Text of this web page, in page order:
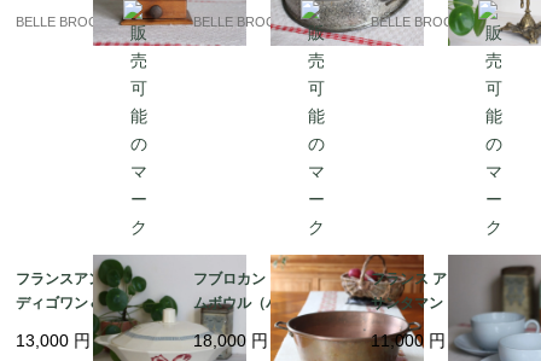
送（到着まで2-3週間）
BELLE BROCANTE
型 蚤の市｜フランス発
送（到着まで2-3週間）
BELLE BROCANTE
（到着まで2-3週間）
BELLE BROCANTE
フランスアンティーク
ディゴワン＆サルグミ
ンヌ / TULIPES 蓋付き
チュリーン 赤いチュー
13,000 円
フブロカント 銅製ジャ
ムボウル（バサン・
ア・コンフィチュー
ル）｜フランス発送
18,000 円
フランス アンティーク
サンタマン（Saint-Am
and）MDL 風車刻印 ペ
アのカップ＆ソーサー
11,000 円